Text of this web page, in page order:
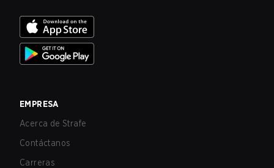
EMPRESA
Acerca de Strafe
Contáctanos
Carreras